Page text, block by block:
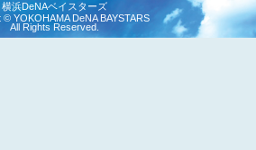
横浜DeNAベイスターズ
© YOKOHAMA DeNA BAYSTARS
All Rights Reserved.